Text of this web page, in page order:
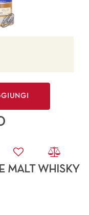
MALT WHISKY